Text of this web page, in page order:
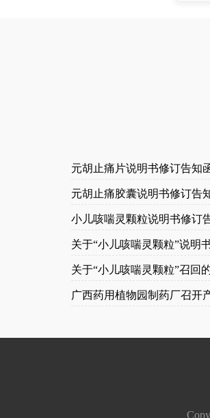
元胡止痛片说明书修订告知
元胡止痛胶囊说明书修订告
小儿咳喘灵颗粒说明书修订
关于“小儿咳喘灵颗粒”说明
关于“小儿咳喘灵颗粒”召回
广西药用植物园制药厂召开